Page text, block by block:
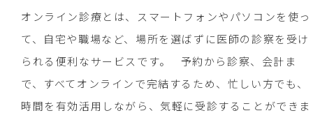
オンライン診療とは、スマートフォンやパソコンを使っ
て、自宅や職場など、場所を選ばずに医師の診察を受け
られる便利なサービスです。 予約から診察、会計ま
で、すべてオンラインで完結するため、忙しい方でも、
時間を有効活用しながら、気軽に受診することができま